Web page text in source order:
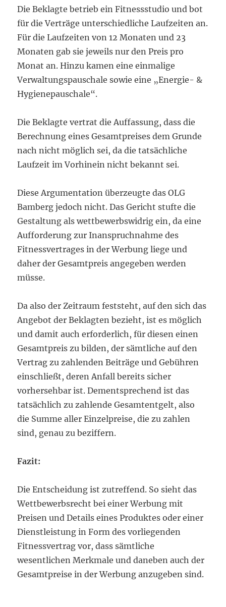
Die Beklagte betrieb ein Fitnessstudio und bot
für die Verträge unterschiedliche Laufzeiten an.
Für die Laufzeiten von 12 Monaten und 23
Monaten gab sie jeweils nur den Preis pro
Monat an. Hinzu kamen eine einmalige
Verwaltungspauschale sowie eine „Energie- &
Hygienepauschale“.
Die Beklagte vertrat die Auffassung, dass die
Berechnung eines Gesamtpreises dem Grunde
nach nicht möglich sei, da die tatsächliche
Laufzeit im Vorhinein nicht bekannt sei.
Diese Argumentation überzeugte das OLG
Bamberg jedoch nicht. Das Gericht stufte die
Gestaltung als wettbewerbswidrig ein, da eine
Aufforderung zur Inanspruchnahme des
Fitnessvertrages in der Werbung liege und
daher der Gesamtpreis angegeben werden
müsse.
Da also der Zeitraum feststeht, auf den sich das
Angebot der Beklagten bezieht, ist es möglich
und damit auch erforderlich, für diesen einen
Gesamtpreis zu bilden, der sämtliche auf den
Vertrag zu zahlenden Beiträge und Gebühren
einschließt, deren Anfall bereits sicher
vorhersehbar ist. Dementsprechend ist das
tatsächlich zu zahlende Gesamtentgelt, also
die Summe aller Einzelpreise, die zu zahlen
sind, genau zu beziffern.
Fazit:
Die Entscheidung ist zutreffend. So sieht das
Wettbewerbsrecht bei einer Werbung mit
Preisen und Details eines Produktes oder einer
Dienstleistung in Form des vorliegenden
Fitnessvertrag vor, dass sämtliche
wesentlichen Merkmale und daneben auch der
Gesamtpreise in der Werbung anzugeben sind.